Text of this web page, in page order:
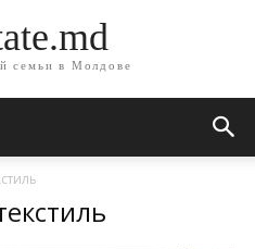
семьи в Молдове